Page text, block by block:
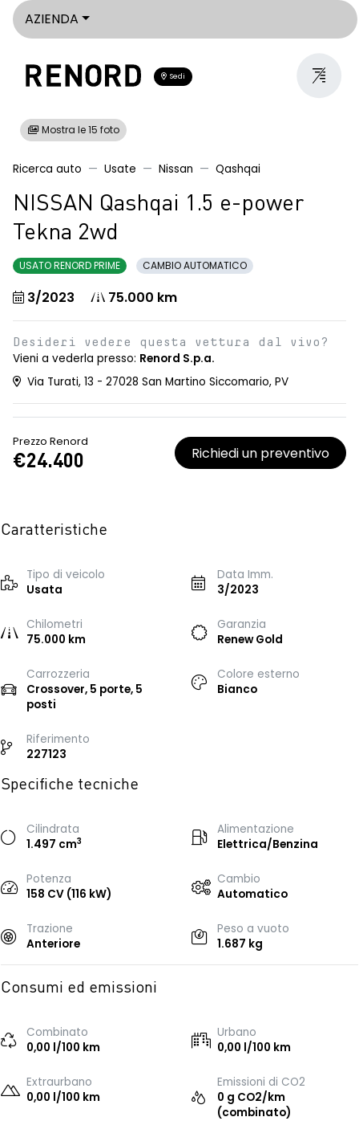
AZIENDA
Sedi
Mostra le 15 foto
Ricerca auto Usate Nissan Qashqai
NISSAN Qashqai 1.5 e-power
Tekna 2wd
USATO RENORD PRIME CAMBIO AUTOMATICO
3/2023 75.000 km
Desideri vedere questa vettura dal vivo?
Vieni a vederla presso: Renord S.p.a.
Via Turati, 13 - 27028 San Martino Siccomario, PV
Prezzo Renord
€24.400 Richiedi un preventivo
Caratteristiche
Tipo di veicolo
Usata
Data Imm.
3/2023
Chilometri
75.000 km
Garanzia
Renew Gold
Carrozzeria
Crossover, 5 porte, 5
posti
Colore esterno
Bianco
Riferimento
227123
Specifiche tecniche
Cilindrata
1.497 cm3
Alimentazione
Elettrica/Benzina
Potenza
158 CV (116 kW)
Cambio
Automatico
Trazione
Anteriore
Peso a vuoto
1.687 kg
Consumi ed emissioni
Combinato
0,00 l/100 km
Urbano
0,00 l/100 km
Extraurbano
0,00 l/100 km
Emissioni di CO2
0 g CO2/km
(combinato)